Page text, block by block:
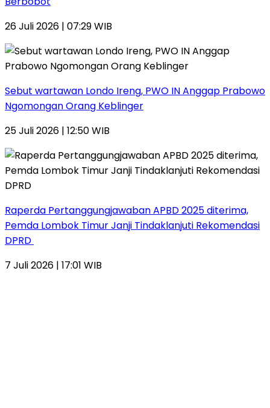
26 Juli 2026 | 07:29 WIB
Sebut wartawan Londo Ireng, PWO IN Anggap Prabowo
Ngomongan Orang Keblinger
25 Juli 2026 | 12:50 WIB
Raperda Pertanggungjawaban APBD 2025 diterima,
Pemda Lombok Timur Janji Tindaklanjuti Rekomendasi
DPRD
7 Juli 2026 | 17:01 WIB